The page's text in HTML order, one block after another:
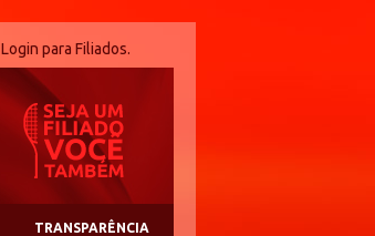
Login para Filiados.
TRANSPARÊNCIA